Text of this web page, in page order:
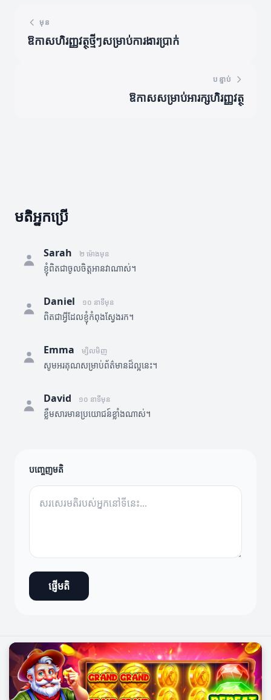
មុន
ឱកាស​ហិរញ្ញវត្ថុ​ថ្មីៗសម្រាប់ការងារប្រាក់
បន្ទាប់
ឱកាសសម្រាប់អារក្សហិរញ្ញវត្ថុ
មតិអ្នកប្រើ
Sarah ២ ម៉ោងមុន
ខ្ញុំពិតជាចូលចិត្តអានវាណាស់។
Daniel ១០ នាទីមុន
ពិតជាអ្វីដែលខ្ញុំកំពុងស្វែងរក។
Emma ម្សិលមិញ
សូមអរគុណសម្រាប់ព័ត៌មានដ៏ល្អនេះ។
David ១០ នាទីមុន
ខ្លឹមសារមានប្រយោជន៍ខ្លាំងណាស់។
បញ្ចេញមតិ
ផ្ញើមតិ